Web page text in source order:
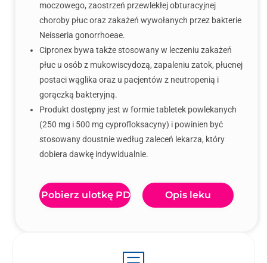
moczowego, zaostrzeń przewlekłej obturacyjnej
choroby płuc oraz zakażeń wywołanych przez bakterie
Neisseria gonorrhoeae.
Cipronex bywa także stosowany w leczeniu zakażeń
płuc u osób z mukowiscydozą, zapaleniu zatok, płucnej
postaci wąglika oraz u pacjentów z neutropenią i
gorączką bakteryjną.
Produkt dostępny jest w formie tabletek powlekanych
(250 mg i 500 mg cyprofloksacyny) i powinien być
stosowany doustnie według zaleceń lekarza, który
dobiera dawkę indywidualnie.
Pobierz ulotkę PDF Opis leku